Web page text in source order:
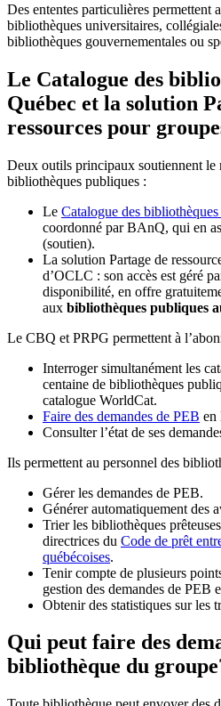
Des ententes particulières permettent
bibliothèques universitaires,
bibliothèques gouvernementales ou
Le Catalogue des
Québec et la solution
ressources pour
Deux outils principaux soutiennent le
bibliothèques publiques :
Le Catalogue des
coordonné par BAnQ, qui en
(soutien).
La solution Partage de
d’OCLC : son accès est géré
disponibilité, en offre
aux bibliothèques publiques
Le CBQ et PRPG permettent à
Interroger simultanément les
centaine de bibliothèques
catalogue WorldCat.
Faire des demandes de PEB en
Consulter l’état de ses
Ils permettent au personnel des
Gérer les demandes de PEB.
Générer automatiquement des
Trier les bibliothèques
directrices du Code de prêt
québécoises.
Tenir compte de plusieurs
gestion des demandes de PEB
Obtenir des statistiques sur les
Qui peut faire des
bibliothèque du